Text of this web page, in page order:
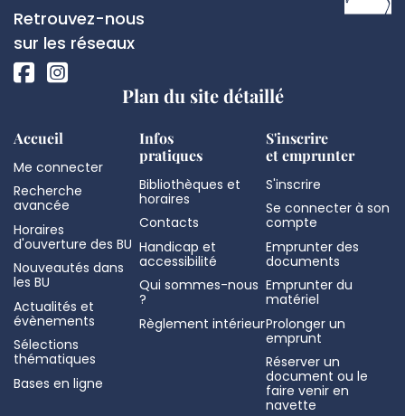
de
page
Réseaux
sociaux
Retrouvez-nous
sur les réseaux
Plan du site détaillé
Accueil
Me connecter
Recherche
avancée
Horaires
d'ouverture des BU
Nouveautés dans
les BU
Actualités et
évènements
Sélections
thématiques
Bases en ligne
Infos
pratiques
Bibliothèques et
horaires
Contacts
Handicap et
accessibilité
Qui sommes-nous
?
Règlement intérieur
S'inscrire
et emprunter
S'inscrire
Se connecter à son
compte
Emprunter des
documents
Emprunter du
matériel
Prolonger un
emprunt
Réserver un
document ou le
faire venir en
navette